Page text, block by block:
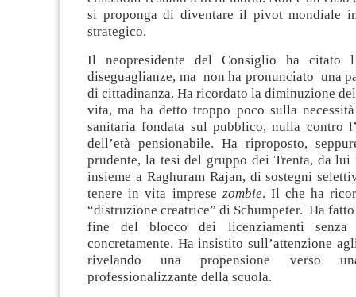
si proponga di diventare il pivot mondiale
strategico.
Il neopresidente del Consiglio ha citato
diseguaglianze, ma non ha pronunciato una
di cittadinanza. Ha ricordato la diminuzione
vita, ma ha detto troppo poco sulla
sanitaria fondata sul pubblico, nulla contro
dell’età pensionabile. Ha riproposto,
prudente, la tesi del gruppo dei Trenta, da
insieme a Raghuram Rajan, di sostegni
tenere in vita imprese zombie. Il che ha
“distruzione creatrice” di Schumpeter. Ha
fine del blocco dei licenziamenti
concretamente. Ha insistito sull’attenzione
rivelando una propensione verso
professionalizzante della scuola.